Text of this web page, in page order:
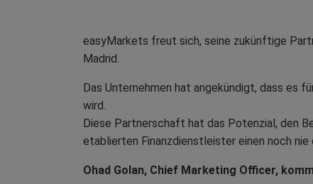
easyMarkets freut sich, seine zukünftige
Madrid.
Das Unternehmen hat angekündigt, dass es
wird.
Diese Partnerschaft hat das Potenzial, den
etablierten Finanzdienstleister einen noch
Ohad Golan, Chief Marketing Officer,